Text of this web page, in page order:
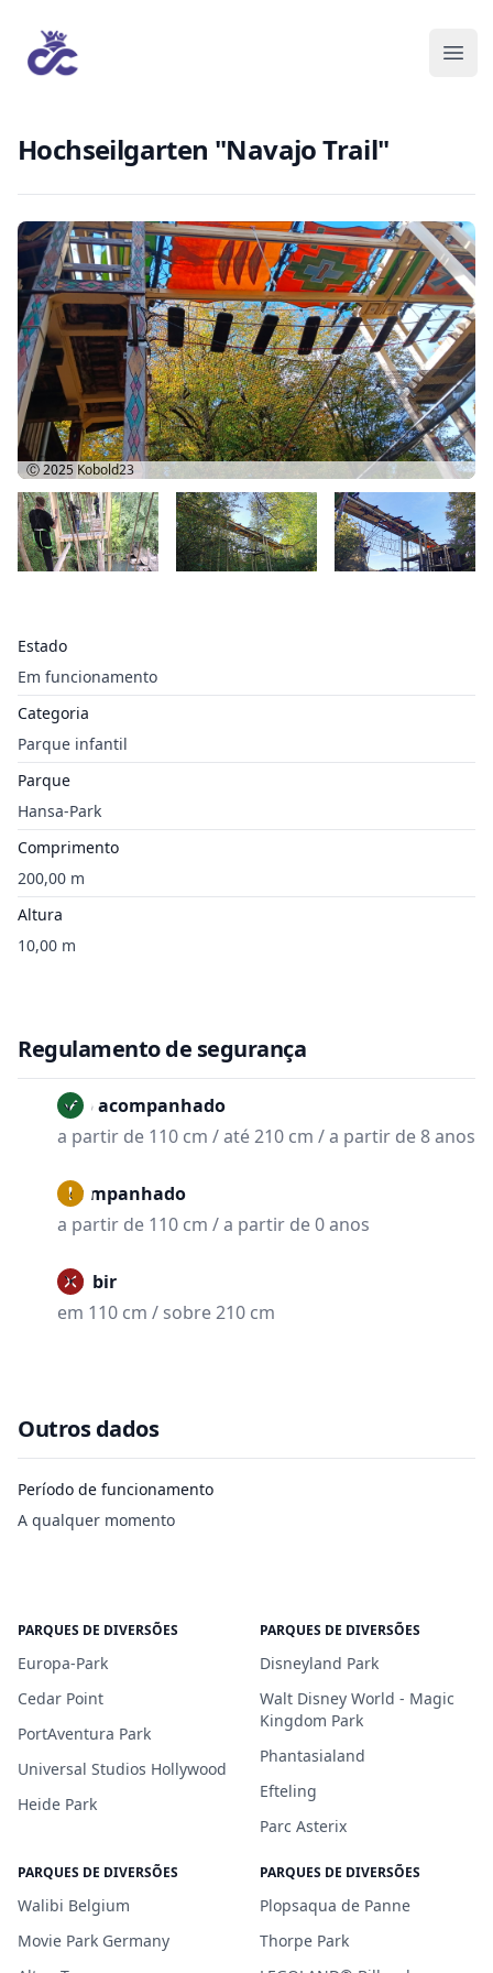
Hochseilgarten "Navajo Trail"
Estado
Em funcionamento
Categoria
Parque infantil
Parque
Hansa-Park
Comprimento
200,00 m
Altura
10,00 m
Ⓒ 2025 Kobold23
Regulamento de segurança
Não acompanhado
a partir de 110 cm / até 210 cm / a partir de 8 anos
Acompanhado
a partir de 110 cm / a partir de 0 anos
Proibir
em 110 cm / sobre 210 cm
Outros dados
Período de funcionamento
A qualquer momento
PARQUES DE DIVERSÕES
Europa-Park
Cedar Point
PortAventura Park
Universal Studios Hollywood
Heide Park
PARQUES DE DIVERSÕES
Disneyland Park
Walt Disney World - Magic
Kingdom Park
Phantasialand
Efteling
Parc Asterix
PARQUES DE DIVERSÕES
Walibi Belgium
Movie Park Germany
PARQUES DE DIVERSÕES
Plopsaqua de Panne
Thorpe Park